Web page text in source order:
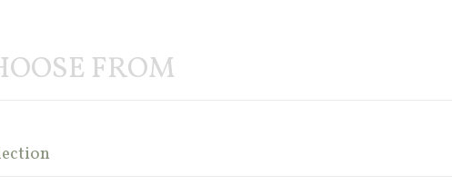
FROM